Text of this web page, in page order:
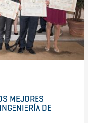
MEJORES
DE